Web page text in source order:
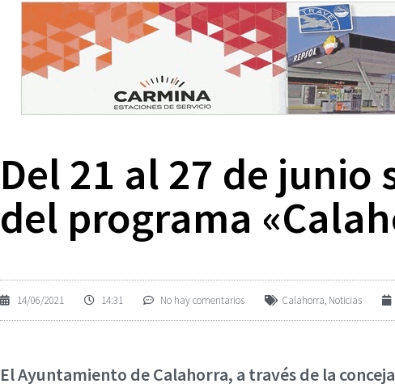
Del 21 al 27 de
del programa
14/06/2021 14:31 No hay comentarios Calahorra, Noticias
El Ayuntamiento de Calahorra, a través de la